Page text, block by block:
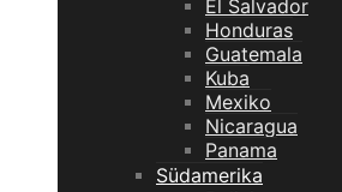
El Salvador
Honduras
Guatemala
Kuba
Mexiko
Nicaragua
Panama
Südamerika